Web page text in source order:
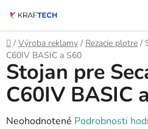
obsah
Domov
/ Výroba reklamy / Rezacie plotre /
C60IV BASIC a S60
Stojan pre
C60IV BASIC
Priemerné
Neohodnotené Podrobnosti